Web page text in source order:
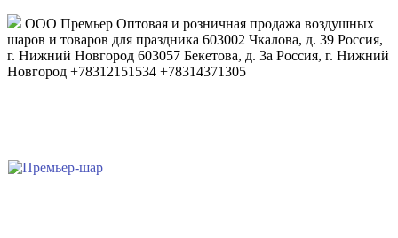
ООО Премьер Оптовая и розничная продажа воздушных
шаров и товаров для праздника 603002 Чкалова, д. 39 Россия,
г. Нижний Новгород 603057 Бекетова, д. 3а Россия, г. Нижний
Новгород +78312151534 +78314371305